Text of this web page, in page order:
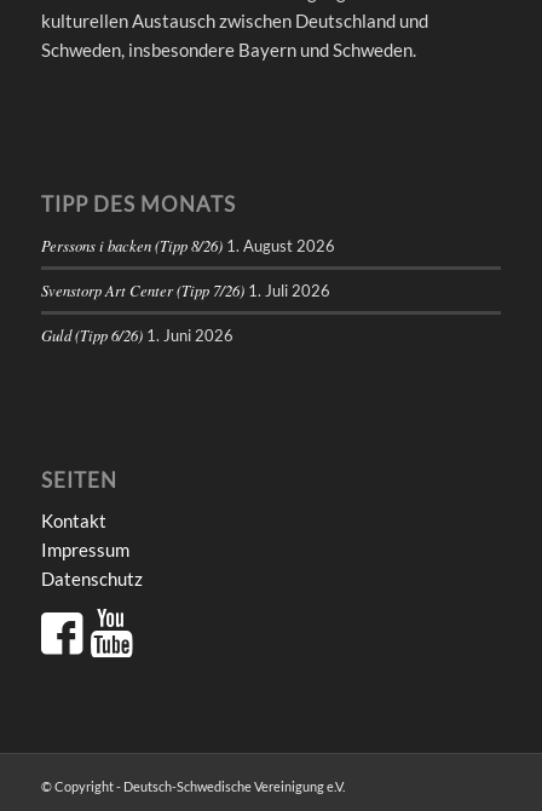
kulturellen Austausch zwischen Deutschland und
Schweden, insbesondere Bayern und Schweden.
TIPP DES MONATS
Perssons i backen (Tipp 8/26) 1. August 2026
Svenstorp Art Center (Tipp 7/26) 1. Juli 2026
Guld (Tipp 6/26) 1. Juni 2026
SEITEN
Kontakt
Impressum
Datenschutz
© Copyright - Deutsch-Schwedische Vereinigung e.V.